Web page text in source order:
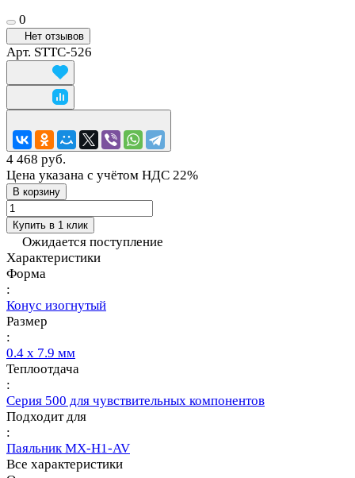
0
Нет отзывов
Арт. STTC-526
4 468 руб.
Цена указана с учётом НДС 22%
В корзину
Купить в 1 клик
Ожидается поступление
Характеристики
Форма
:
Конус изогнутый
Размер
:
0.4 х 7.9 мм
Теплоотдача
:
Серия 500 для чувствительных компонентов
Подходит для
:
Паяльник MX-H1-AV
Все характеристики